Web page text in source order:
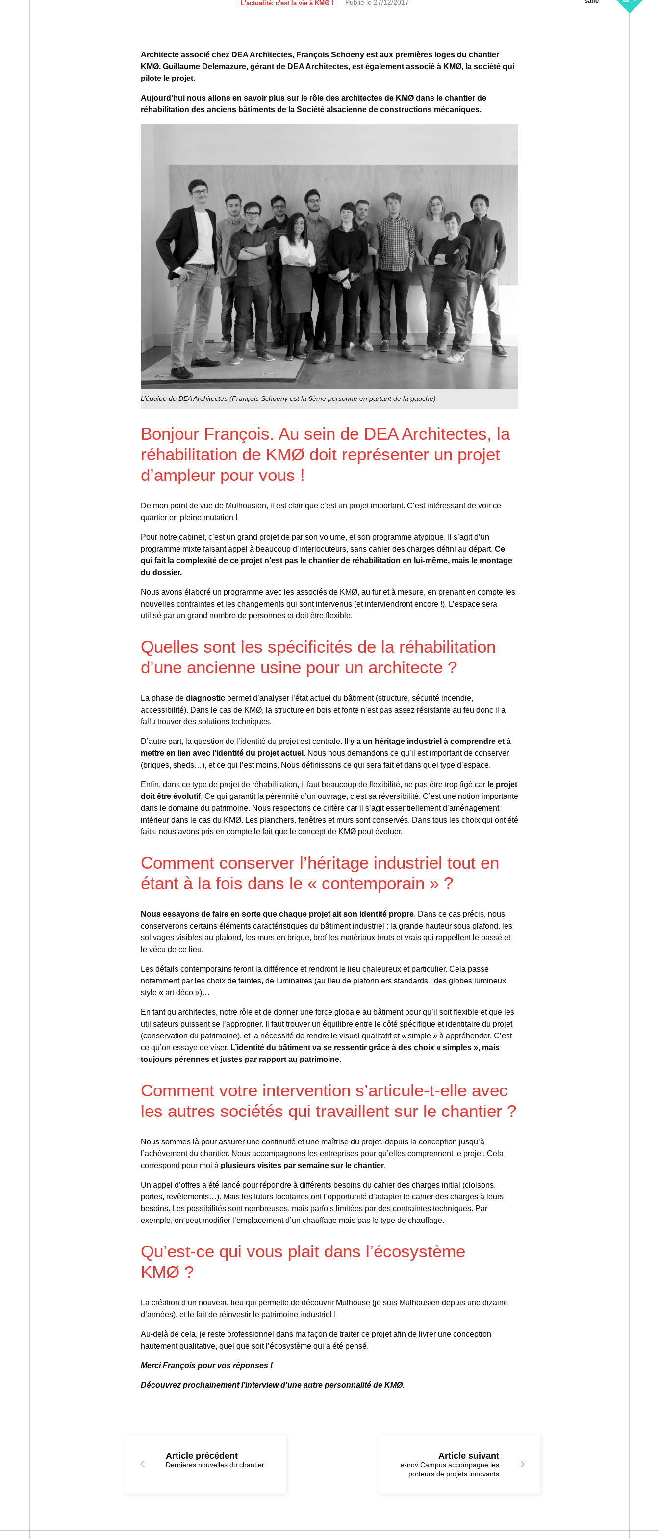
L'actualité: c'est la vie à KMØ ! Publié le 27/12/2017
Architecte associé chez DEA Architectes, François Schoeny est aux premières loges du chantier
KMØ. Guillaume Delemazure, gérant de DEA Architectes, est également associé à KMØ, la société qui
pilote le projet.
Aujourd’hui nous allons en savoir plus sur le rôle des architectes de KMØ dans le chantier de
réhabilitation des anciens bâtiments de la Société alsacienne de constructions mécaniques.
L’équipe de DEA Architectes (François Schoeny est la 6ème personne en partant de la gauche)
Bonjour François. Au sein de DEA Architectes, la
réhabilitation de KMØ doit représenter un projet
d’ampleur pour vous !
De mon point de vue de Mulhousien, il est clair que c’est un projet important. C’est intéressant de voir ce
quartier en pleine mutation !
Pour notre cabinet, c’est un grand projet de par son volume, et son programme atypique. Il s’agit d’un
programme mixte faisant appel à beaucoup d’interlocuteurs, sans cahier des charges défini au départ. Ce
qui fait la complexité de ce projet n’est pas le chantier de réhabilitation en lui-même, mais le montage
du dossier.
Nous avons élaboré un programme avec les associés de KMØ, au fur et à mesure, en prenant en compte les
nouvelles contraintes et les changements qui sont intervenus (et interviendront encore !). L’espace sera
utilisé par un grand nombre de personnes et doit être flexible.
Quelles sont les spécificités de la réhabilitation
d’une ancienne usine pour un architecte ?
La phase de diagnostic permet d’analyser l’état actuel du bâtiment (structure, sécurité incendie,
accessibilité). Dans le cas de KMØ, la structure en bois et fonte n’est pas assez résistante au feu donc il a
fallu trouver des solutions techniques.
D’autre part, la question de l’identité du projet est centrale.
Il y a un héritage industriel à comprendre et à
mettre en lien avec l’identité du projet actuel. Nous nous demandons ce qu’il est important de conserver
(briques, sheds…), et ce qui l’est moins. Nous définissons ce qui sera fait et dans quel type d’espace.
Enfin, dans ce type de projet de réhabilitation, il faut beaucoup de flexibilité, ne pas être trop figé car le projet
doit être évolutif. Ce qui garantit la pérennité d’un ouvrage, c’est sa réversibilité. C’est une notion importante
dans le domaine du patrimoine. Nous respectons ce critère car il s’agit essentiellement d’aménagement
intérieur dans le cas du KMØ. Les planchers, fenêtres et murs sont conservés. Dans tous les choix qui ont été
faits, nous avons pris en compte le fait que le concept de KMØ peut évoluer.
Comment conserver l’héritage industriel tout en
étant à la fois dans le « contemporain » ?
Nous essayons de faire en sorte que chaque projet ait son identité propre. Dans ce cas précis, nous
conserverons certains éléments caractéristiques du bâtiment industriel : la grande hauteur sous plafond, les
solivages visibles au plafond, les murs en brique, bref les matériaux bruts et vrais qui rappellent le passé et
le vécu de ce lieu.
Les détails contemporains feront la différence et rendront le lieu chaleureux et particulier. Cela passe
notamment par les choix de teintes, de luminaires (au lieu de plafonniers standards : des globes lumineux
style « art déco »)…
En tant qu’architectes, notre rôle et de donner une force globale au bâtiment pour qu’il soit flexible et que les
utilisateurs puissent se l’approprier. Il faut trouver un équilibre entre le côté spécifique et identitaire du projet
(conservation du patrimoine), et la nécessité de rendre le visuel qualitatif et « simple » à appréhender. C’est
ce qu’on essaye de viser. L’identité du bâtiment va se ressentir grâce à des choix « simples », mais
toujours pérennes et justes par rapport au patrimoine.
Comment votre intervention s’articule-t-elle avec
les autres sociétés qui travaillent sur le chantier ?
Nous sommes là pour assurer une continuité et une maîtrise du projet, depuis la conception jusqu’à
l’achèvement du chantier. Nous accompagnons les entreprises pour qu’elles comprennent le projet. Cela
correspond pour moi à plusieurs visites par semaine sur le chantier.
Un appel d’offres a été lancé pour répondre à différents besoins du cahier des charges initial (cloisons,
portes, revêtements…). Mais les futurs locataires ont l’opportunité d’adapter le cahier des charges à leurs
besoins. Les possibilités sont nombreuses, mais parfois limitées par des contraintes techniques. Par
exemple, on peut modifier l’emplacement d’un chauffage mais pas le type de chauffage.
Qu’est-ce qui vous plait dans l’écosystème
KMØ ?
La création d’un nouveau lieu qui permette de découvrir Mulhouse (je suis Mulhousien depuis une dizaine
d’années), et le fait de réinvestir le patrimoine industriel !
Au-delà de cela, je reste professionnel dans ma façon de traiter ce projet afin de livrer une conception
hautement qualitative, quel que soit l’écosystème qui a été pensé.
Merci François pour vos réponses !
Découvrez prochainement l’interview d’une autre personnalité de KMØ.
Article précédent
Dernières nouvelles du chantier
Article suivant
e-nov Campus accompagne les
porteurs de projets innovants